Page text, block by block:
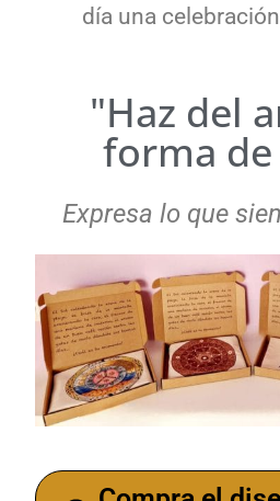
día una
"Haz del
forma
Expresa lo que